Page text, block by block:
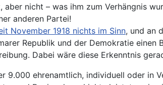
nicht – was ihm zum Verhängnis
anderen Partei!
November 1918 nichts im Sinn, und an
Republik und der Demokratie einen
Dabei wäre diese Erkenntnis
ehrenamtlich, individuell oder in